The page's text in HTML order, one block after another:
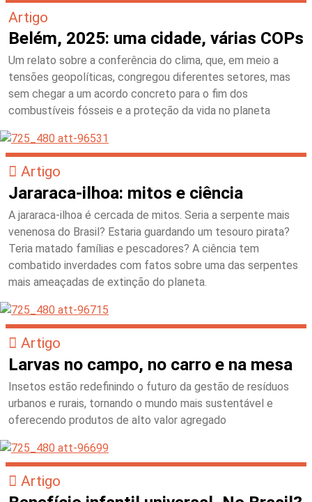
Artigo
Belém, 2025: uma cidade, várias COPs
Um relato sobre a conferência do clima, que, em meio a
tensões geopolíticas, congregou diferentes setores, mas
sem chegar a um acordo concreto para o fim dos
combustíveis fósseis e a proteção da vida no planeta
Artigo
Jararaca-ilhoa: mitos e ciência
A jararaca-ilhoa é cercada de mitos. Seria a serpente mais
venenosa do Brasil? Estaria guardando um tesouro pirata?
Teria matado famílias e pescadores? A ciência tem
combatido inverdades com fatos sobre uma das serpentes
mais ameaçadas de extinção do planeta.
Artigo
Larvas no campo, no carro e na mesa
Insetos estão redefinindo o futuro da gestão de resíduos
urbanos e rurais, tornando o mundo mais sustentável e
oferecendo produtos de alto valor agregado
Artigo